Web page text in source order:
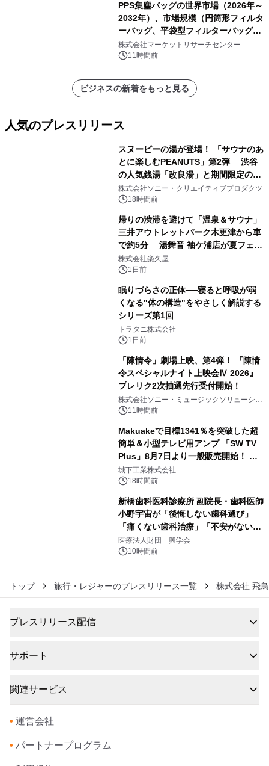
PPS集塵バッグの世界市場（2026年～
2032年）、市場規模（円筒形フィルタ
ーバッグ、平袋型フィルターバッグ、
プリーツフィルターバッグ、その
他）・分析レポートを発表
株式会社マーケットリサーチセンター
11時間前
ビジネスの新着をもっと見る
人気のプレスリリース
スヌーピーの湯が登場！ 「サウナのあ
とに楽しむPEANUTS」第2弾 渋谷
の人気銭湯「改良湯」と期間限定のコ
ラボレーション サウナイキタイコラ
ボグッズも発売決定！
株式会社ソニー・クリエイティブプロダクツ
18時間前
帰りの渋滞を避けて「温泉＆サウナ」
三井アウトレットパーク木更津から車
で約5分 湯舞音 袖ケ浦店が夏フェア
メニューを提供
株式会社楽久屋
1日前
眠りづらさの正体──寝ると呼吸が弱
くなる"体の構造"をやさしく解説する
シリーズ第1回
トラタニ株式会社
1日前
「陳情令」劇場上映、第4弾！ 『陳情
令スペシャルナイト上映会Ⅳ 2026』
プレリク2次抽選先行受付開始！
株式会社ソニー・ミュージックソリューショ
ンズ11時間前
Makuakeで目標1341％を突破した超
簡単＆小型テレビ用アンプ 「SW TV
Plus」8月7日より一般販売開始！ ケ
ーブル1本つなぐだけ、テレビの音が
ぐっと豊かに
城下工業株式会社
18時間前
新橋歯科医科診療所 副院長・歯科医師
小野宇宙が「後悔しない歯科選び」
「痛くない歯科治療」「不安がない治
療計画」をテーマに専門監修
医療法人財団 興学会
10時間前
トップ 旅行・レジャーのプレスリリース一覧 株式会社 飛
プレスリリース配信
サポート
関連サービス
• 運営会社
• パートナープログラム